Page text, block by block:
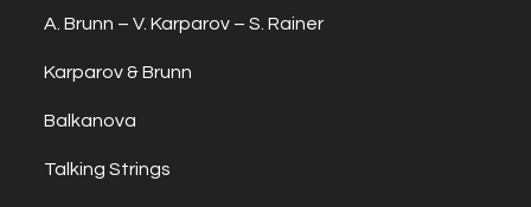
A. Brunn – V. Karparov – S. Rainer
Karparov & Brunn
Balkanova
Talking Strings